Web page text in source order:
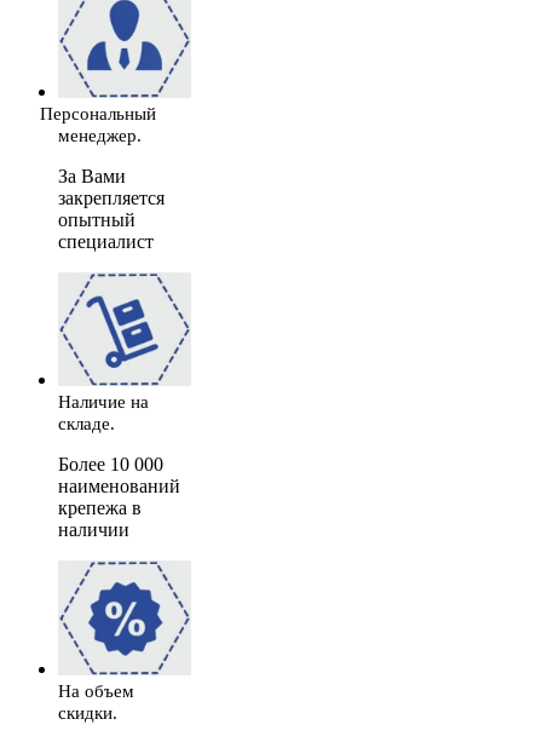
Персональный
менеджер.
За Вами
закрепляется
опытный
специалист
Наличие на
складе.
Более 10 000
наименований
крепежа в
наличии
На объем
скидки.